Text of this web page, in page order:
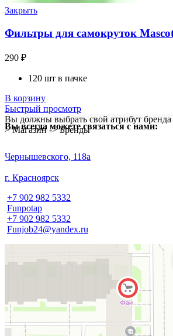
Закрыть
Фильтры для самокруток
290 ₽
120 шт в пачке
В корзину
Быстрый просмотр
Вы должны выбрать свой атрибут
> Магазин -> Бренды
Вы всегда можете связаться с нами:
​Чернышевского, 118а
г. Красноярск
+7 902 982 5332
Funpotap
+7 902 982 5332
Funjob24@yandex.ru